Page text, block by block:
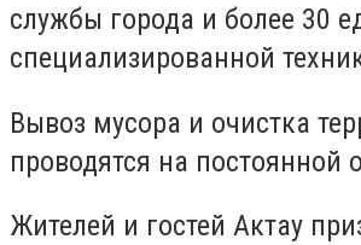
службы города и более 30
специализированной
Вывоз мусора и очистка
проводятся на постоянной
Жителей и гостей Актау